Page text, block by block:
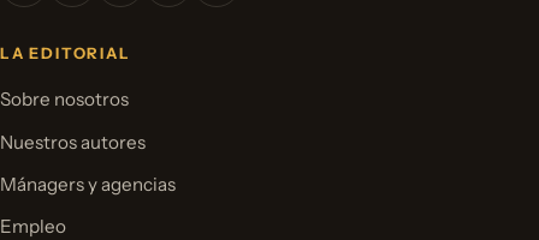
LA EDITORIAL
Sobre nosotros
Nuestros autores
Mánagers y agencias
Empleo